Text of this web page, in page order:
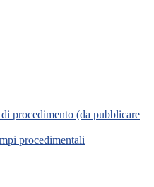
procedimento (da pubblicare
procedimentali